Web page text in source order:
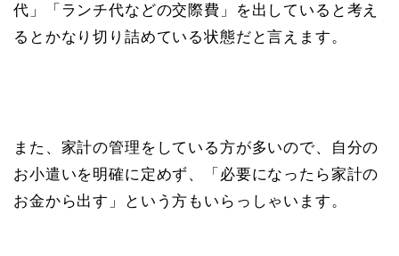
代」「ランチ代などの交際費」を出していると考え
るとかなり切り詰めている状態だと言えます。
また、家計の管理をしている方が多いので、自分の
お小遣いを明確に定めず、「必要になったら家計の
お金から出す」という方もいらっしゃいます。